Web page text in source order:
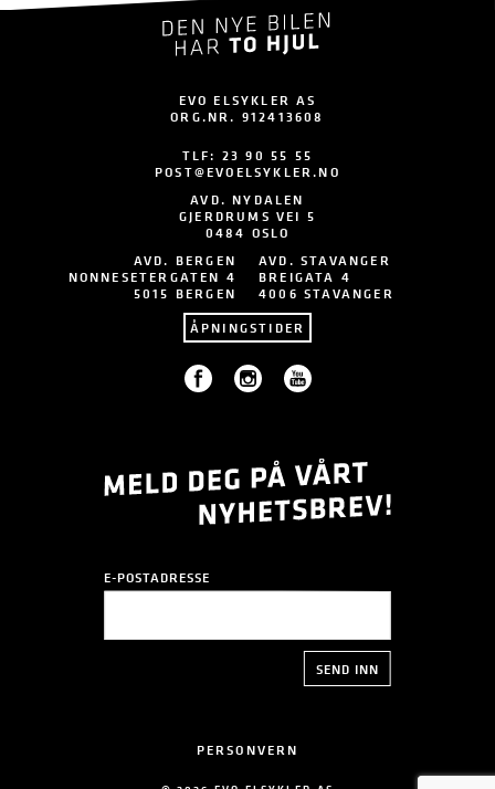
EVO ELSYKLER AS
ORG.NR. 912413608
TLF: 23 90 55 55
POST@EVOELSYKLER.NO
AVD. NYDALEN
GJERDRUMS VEI 5
0484 OSLO
AVD. BERGEN
NONNESETERGATEN 4
5015 BERGEN
AVD. STAVANGER
BREIGATA 4
4006 STAVANGER
ÅPNINGSTIDER
E-POSTADRESSE
PERSONVERN